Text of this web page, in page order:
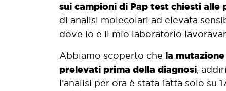
sui campioni di Pap test chiesti
di analisi molecolari ad elevata
dove io e il mio laboratorio
Abbiamo scoperto che la
prelevati prima della diagnosi,
l’analisi per ora è stata fatta solo su